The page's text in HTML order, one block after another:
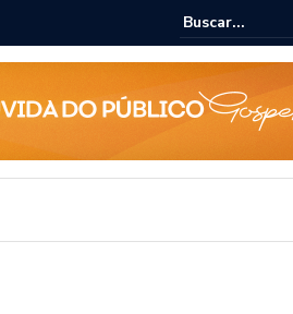
revogação de visto de